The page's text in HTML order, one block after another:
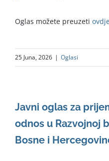
Oglas možete preuzeti
25 Juna, 2026 | Oglasi
Javni oglas za
odnos u Razvojnoj
Bosne i